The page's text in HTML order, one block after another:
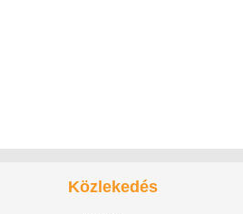
Közlekedés